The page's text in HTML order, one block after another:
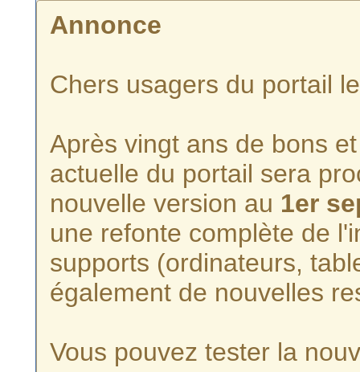
Annonce
Chers usagers du portail
Après vingt ans de bons
actuelle du portail sera
nouvelle version au 1er
une refonte complète de
supports (ordinateurs,
également de nouvelles
Vous pouvez tester la